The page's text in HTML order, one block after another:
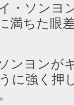
・ソンヨ
満ちた眼
ンヨンが
に強く押